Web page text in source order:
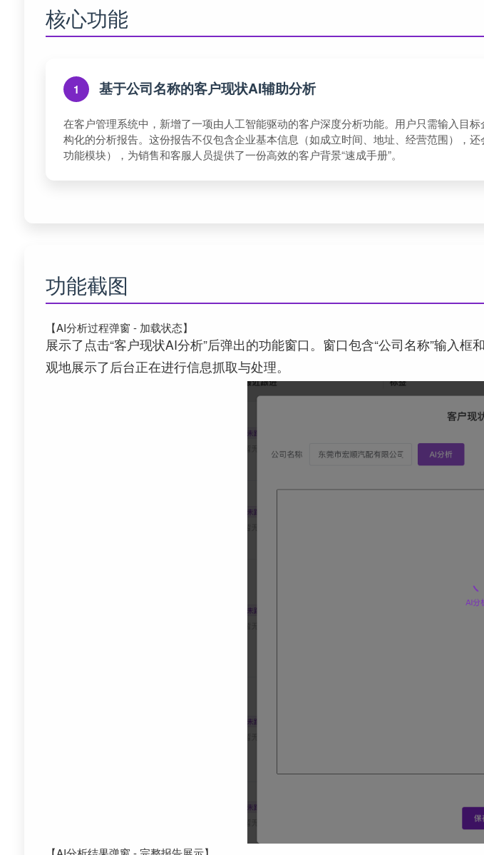
核心功能
1 基于公司名称的客户现状AI辅助分析
在客户管理系统中，新增了一项由人工智能驱动的客户深度分析功能。用户只需输入目
构化的分析报告。这份报告不仅包含企业基本信息（如成立时间、地址、经营范围），
功能模块），为销售和客服人员提供了一份高效的客户背景“速成手册”。
功能截图
【AI分析过程弹窗 - 加载状态】
展示了点击“客户现状AI分析”后弹出的功能窗口。窗口包含“公司名称”输入
观地展示了后台正在进行信息抓取与处理。